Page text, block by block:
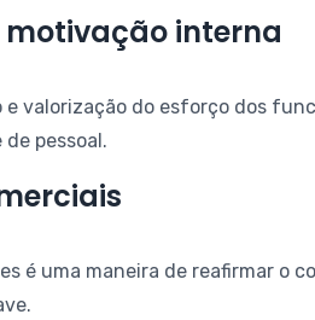
interna
valorização do esforço dos
pessoal.
é uma maneira de reafirmar o